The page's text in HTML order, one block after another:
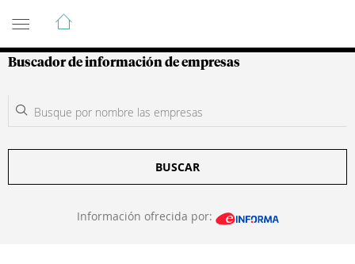
Guía de Empresas Colombianas
Buscador de información de empresas
BUSCAR
Información ofrecida por: